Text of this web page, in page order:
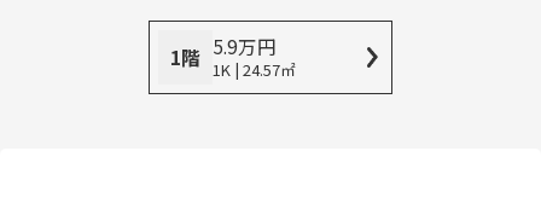
1階 5.9万円
1K | 24.57㎡